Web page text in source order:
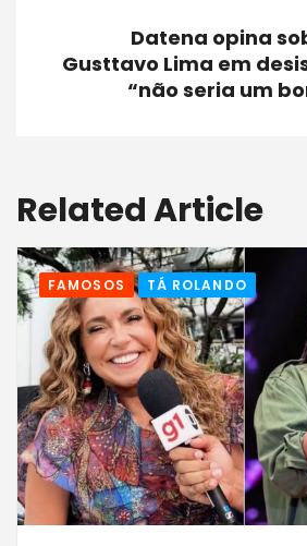
Datena opina
Gusttavo Lima em
“não seria um
Related Article
FAMOSOS TÁ ROLANDO